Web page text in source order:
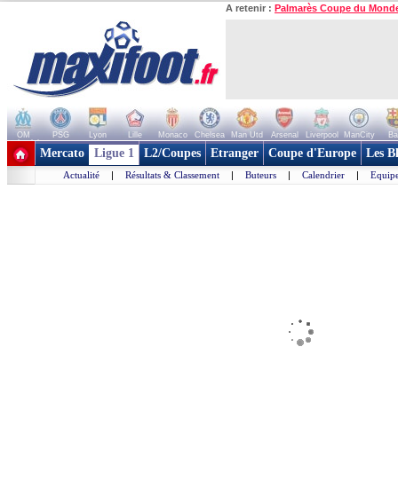
A retenir : Palmarès Coupe du
OM PSG Lyon Lille Monaco Chelsea Man Utd Arsenal Liverpool ManCity
+ de clubs
Mercato Ligue 1 L2/Coupes Etranger Coupe d'Europe Les
Actualité | Résultats & Classement | Buteurs | Calendrier |